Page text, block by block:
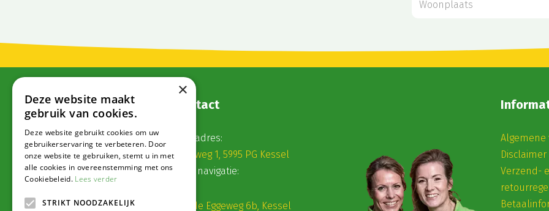
Contact
Postadres:
Veldweg 1, 5995 PG Kessel
Voor navigatie:
Roode Eggeweg 6b, Kessel
Algemene
Disclaimer
Verzend-
×
Deze website maakt
gebruik van cookies.
Deze website gebruikt cookies om uw
gebruikerservaring te verbeteren. Door
onze website te gebruiken, stemt u in met
alle cookies in overeenstemming met ons
Cookiebeleid. Lees verder
STRIKT NOODZAKELIJK